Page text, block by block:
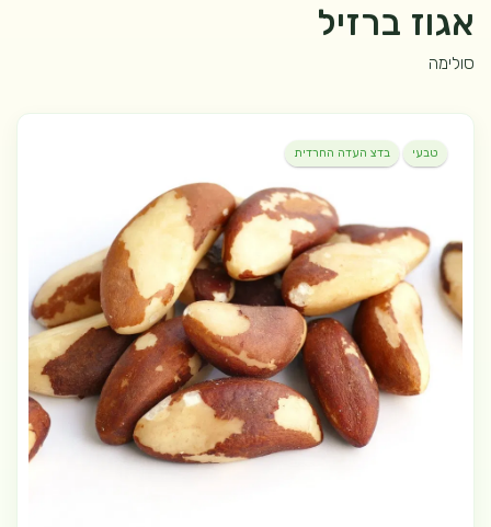
אגוז ברזיל
סולימה
טבעי בדצ העדה החרדית